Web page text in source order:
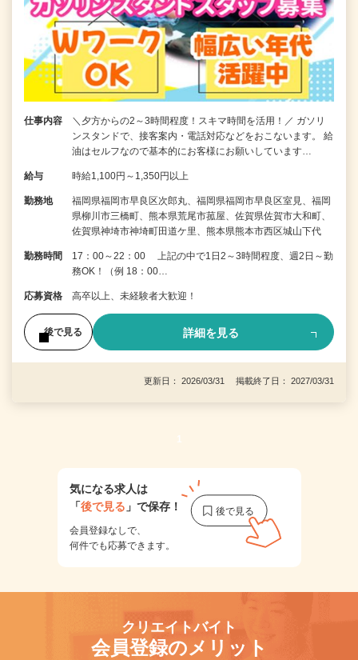
仕事内容
＼夕方からの2～3時間程度！スキマ時間を活用！／ ガソリ
ンスタンドで、接客案内・電話対応などをおこないます。 給
油はセルフなので基本的にお客様にお願いしています…
給与 時給1,100円～1,350円以上
勤務地
福岡県福岡市早良区次郎丸、福岡県福岡市早良区室見、福岡
県柳川市三橋町、熊本県荒尾市菰屋、佐賀県佐賀市大和町、
佐賀県神埼市神埼町田道ケ里、熊本県熊本市西区城山下代
勤務時間
17：00～22：00 上記の中で1日2～3時間程度、週2日～勤
務OK！（例 18：00…
応募資格 高卒以上、未経験者大歓迎！
後で見る 詳細を見る
更新日： 2026/03/31 掲載終了日： 2027/03/31
1
気になる求人は
「後で見る 」で保存！
会員登録なしで、
何件でも応募できます。
クリエイトバイト
会員登録のメリット